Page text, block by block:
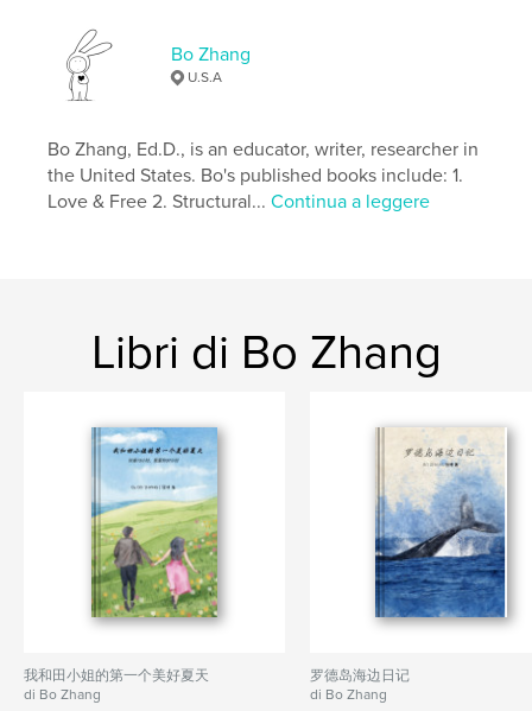
Categoria principale:
Categorie aggiuntive
Ispirazione
Formato del progetto:
N° di pagine:86
ISBN
Copertina rigida rivestita: 9798211527850
United States study abroad
Bo Zhang
U.S.A
Bo Zhang, Ed.D., is an educator, writer, researcher in
the United States. Bo's published books include: 1.
Love & Free 2. Structural...Continua a leggere
Libri di Bo Zhang
我和田小姐的第一个美好夏天
di Bo Zhang
罗德岛海边日记
di Bo Zhang